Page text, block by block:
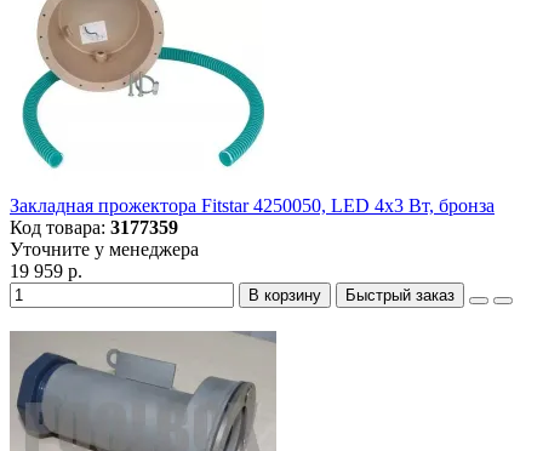
Закладная прожектора Fitstar 4250050, LED 4х3 Вт, бронза
Код товара: 3177359
Уточните у менеджера
19 959 р.
В корзину Быстрый заказ